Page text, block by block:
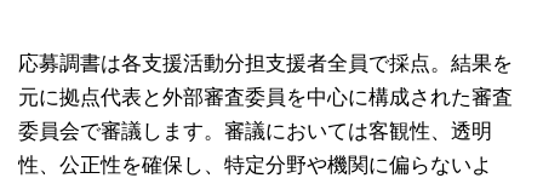
応募調書は各支援活動分担支援者全員で採点。結果を
元に拠点代表と外部審査委員を中心に構成された審査
委員会で審議します。審議においては客観性、透明
性、公正性を確保し、特定分野や機関に偏らないよ